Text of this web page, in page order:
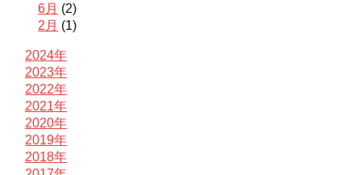
6月 (2)
2月 (1)
2024年
2023年
2022年
2021年
2020年
2019年
2018年